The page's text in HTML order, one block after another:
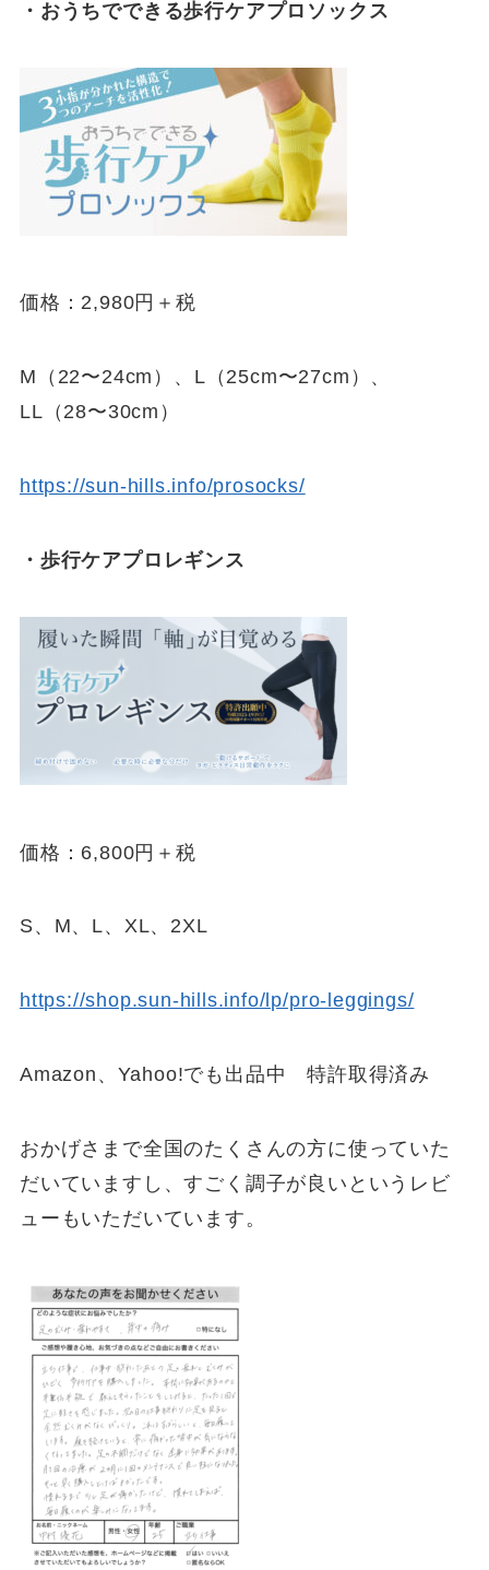
・おうちでできる歩行ケアプロソックス
価格：2,980円＋税
M（22〜24cm）、L（25cm〜27cm）、
LL（28〜30cm）
https://sun-hills.info/prosocks/
・歩行ケアプロレギンス
価格：6,800円＋税
S、M、L、XL、2XL
https://shop.sun-hills.info/lp/pro-leggings/
Amazon、Yahoo!でも出品中 特許取得済み
おかげさまで全国のたくさんの方に使っていた
だいていますし、すごく調子が良いというレビ
ューもいただいています。